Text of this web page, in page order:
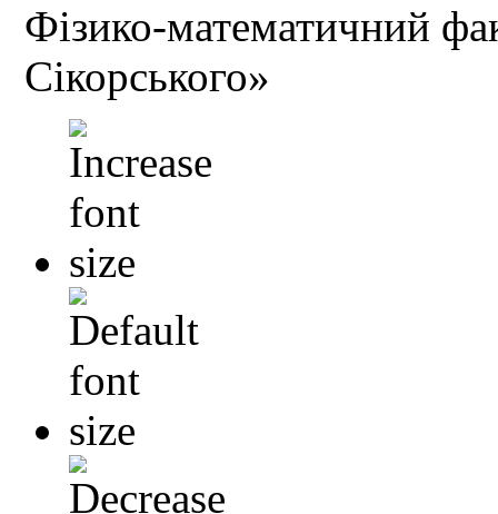
Фізико-математичний
Сікорського»